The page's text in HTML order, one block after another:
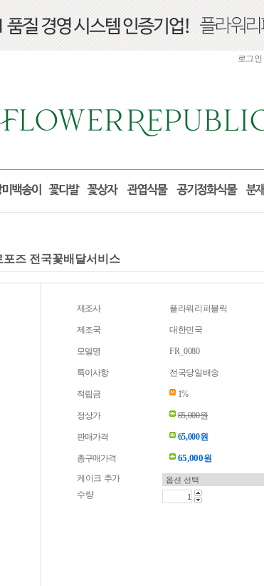
로그인
즈 전국꽃배달서비스
제조사 플라워리퍼블릭
제조국 대한민국
모델명 FR_0080
특이사항 전국당일배송
적립금 1%
정상가 85,000원
판매가격 65,000원
총구매가격 65,000원
케이크 추가
수량